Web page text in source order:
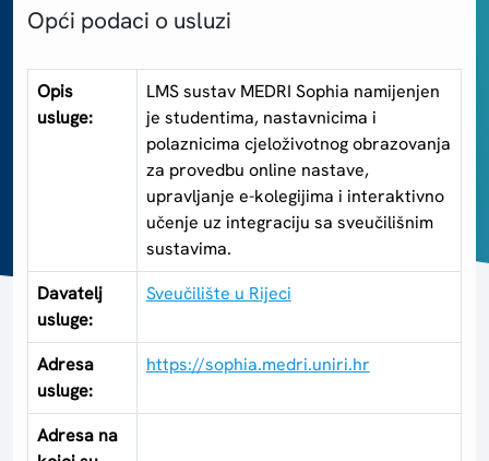
Za matične ustanove
O sustavu
Kontakt
Opći podaci o usluzi
Opis
usluge:
LMS sustav MEDRI Sophia namijenjen
je studentima, nastavnicima i
polaznicima cjeloživotnog obrazovanja
za provedbu online nastave,
upravljanje e-kolegijima i interaktivno
učenje uz integraciju sa sveučilišnim
sustavima.
Davatelj
usluge:
Sveučilište u Rijeci
Adresa
usluge:
https://sophia.medri.uniri.hr
Adresa na